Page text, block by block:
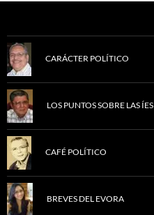
CARÁCTER POLÍTICO
LOS PUNTOS SOBRE LAS ÍES
CAFÉ POLÍTICO
BREVES DEL EVORA